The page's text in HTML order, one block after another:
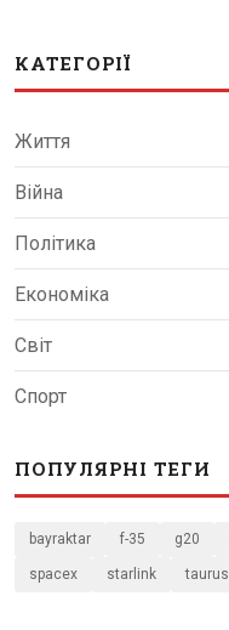
КАТЕГОРІЇ
Життя
Війна
Політика
Економіка
Світ
Спорт
ПОПУЛЯРНІ ТЕГИ
bayraktar f-35 g20
spacex starlink taurus